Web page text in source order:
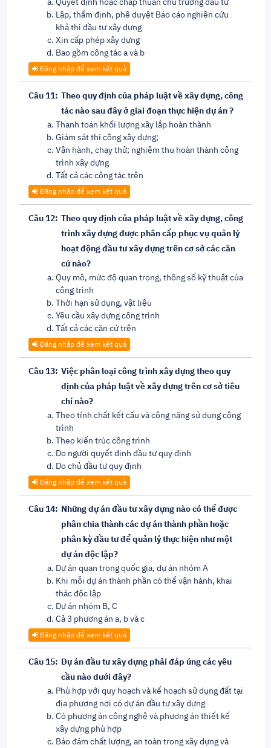
Lập, thẩm định, phê duyệt Báo cáo nghiên cứu
khả thi đầu tư xây dựng
Xin cấp phép xây dựng
Bao gồm công tác a và b
Đăng nhập để xem kết quả
Câu 11: Theo quy định của pháp luật về xây dựng, công
tác nào sau đây ở giai đoạn thực hiện dự án ?
Thanh toán khối lượng xây lắp hoàn thành
Giám sát thi công xây dựng;
Vận hành, chạy thử; nghiệm thu hoàn thành công
trình xây dựng
Tất cả các công tác trên
Đăng nhập để xem kết quả
Câu 12: Theo quy định của pháp luật về xây dựng, công
trình xây dựng được phân cấp phục vụ quản lý
hoạt động đầu tư xây dựng trên cơ sở các căn
cứ nào?
Quy mô, mức độ quan trọng, thông số kỹ thuật của
công trình
Thời hạn sử dụng, vật liệu
Yêu cầu xây dựng công trình
Tất cả các căn cứ trên
Đăng nhập để xem kết quả
Câu 13: Việc phân loại công trình xây dựng theo quy
định của pháp luật về xây dựng trên cơ sở tiêu
chí nào?
Theo tính chất kết cấu và công năng sử dụng công
trình
Theo kiến trúc công trình
Do người quyết định đầu tư quy định
Do chủ đầu tư quy định
Đăng nhập để xem kết quả
Câu 14: Những dự án đầu tư xây dựng nào có thể được
phân chia thành các dự án thành phần hoặc
phân kỳ đầu tư để quản lý thực hiện như một
dự án độc lập?
Dự án quan trọng quốc gia, dự án nhóm A
Khi mỗi dự án thành phần có thể vận hành, khai
thác độc lập
Dự án nhóm B, C
Cả 3 phương án a, b và c
Đăng nhập để xem kết quả
Câu 15: Dự án đầu tư xây dựng phải đáp ứng các yêu
cầu nào dưới đây?
Phù hợp với quy hoạch và kế hoạch sử dụng đất tại
địa phương nơi có dự án đầu tư xây dựng
Có phương án công nghệ và phương án thiết kế
xây dựng phù hợp
Bảo đảm chất lượng, an toàn trong xây dựng và